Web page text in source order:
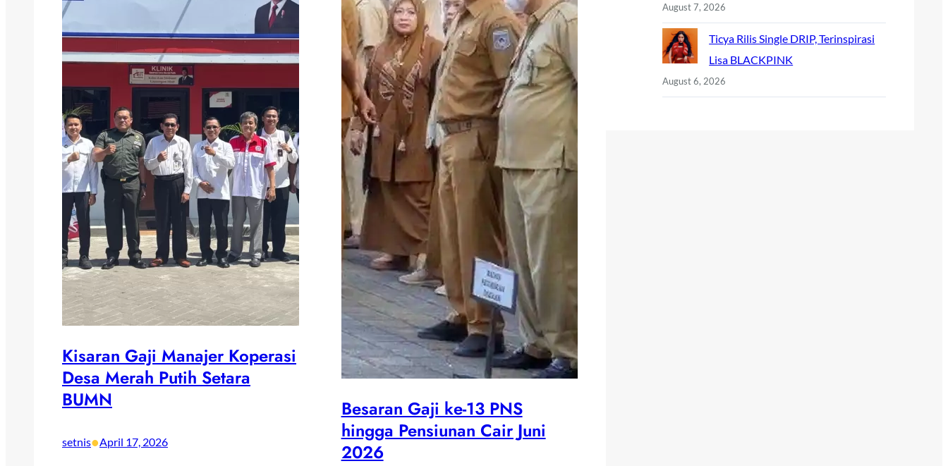
Kisaran Gaji Manajer Koperasi
Desa Merah Putih Setara
BUMN
setnis•April 17, 2026
Besaran Gaji ke-13 PNS
hingga Pensiunan Cair Juni
2026
August 7, 2026
Ticya Rilis Single DRIP, Terinspirasi
Lisa BLACKPINK
August 6, 2026